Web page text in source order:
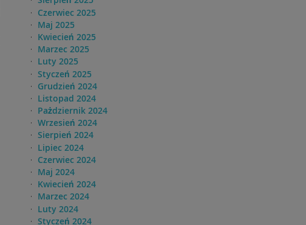
Czerwiec 2025
Maj 2025
Kwiecień 2025
Marzec 2025
Luty 2025
Styczeń 2025
Grudzień 2024
Listopad 2024
Pażdziernik 2024
Wrzesień 2024
Sierpień 2024
Lipiec 2024
Czerwiec 2024
Maj 2024
Kwiecień 2024
Marzec 2024
Luty 2024
Styczeń 2024